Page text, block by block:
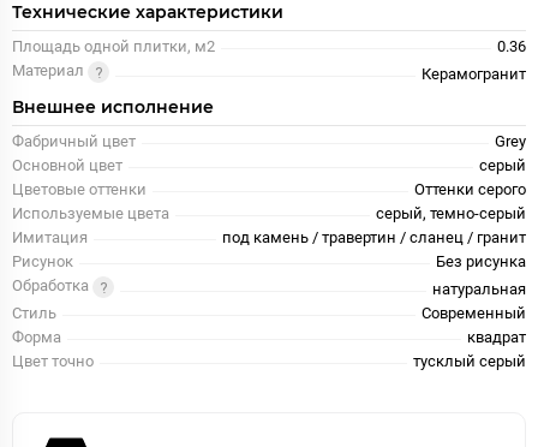
Технические характеристики
Площадь одной плитки, м2
0.36
Материал
Керамогранит
Внешнее исполнение
Фабричный цвет
Grey
Основной цвет
серый
Цветовые оттенки
Оттенки серого
Используемые цвета
серый, темно-серый
Имитация
под камень / травертин / сланец / гранит
Рисунок
Без рисунка
Обработка
натуральная
Стиль
Современный
Форма
квадрат
Цвет точно
тусклый серый